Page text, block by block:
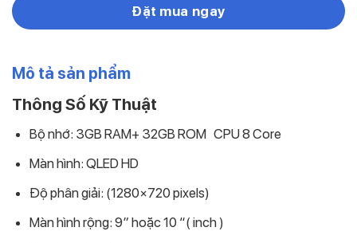
Đặt mua ngay
Mô tả sản phẩm
Thông Số Kỹ Thuật
Bộ nhớ: 3GB RAM+ 32GB ROM CPU 8 Core
Màn hình: QLED HD
Độ phân giải: (1280×720 pixels)
Màn hình rộng: 9″ hoặc 10 “( inch )